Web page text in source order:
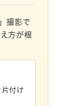
撮影で
方が根
付け